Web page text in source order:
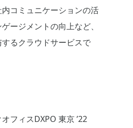
コミュニケーションの活
ージメントの向上など、
るクラウドサービスで
フィスDXPO 東京 ’22